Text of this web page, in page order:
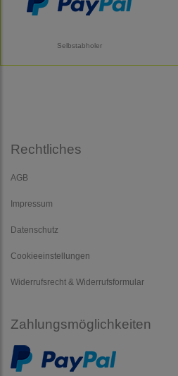
Selbstabholer
Rechtliches
AGB
Impressum
Datenschutz
Cookieeinstellungen
Widerrufsrecht & Widerrufsformular
Zahlungsmöglichkeiten